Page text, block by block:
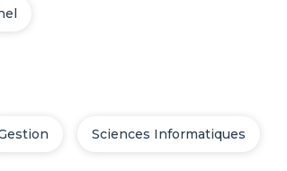
Sciences Informatiques